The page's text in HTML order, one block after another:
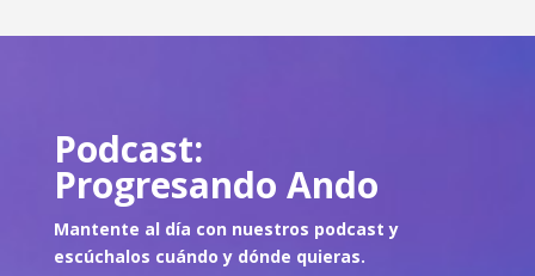
Podcast:
Progresando Ando
Mantente al día con nuestros podcast y
escúchalos cuándo y dónde quieras.